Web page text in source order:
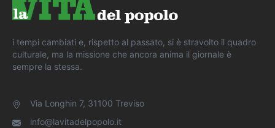
i tempi cambiati e, rispetto al passato, si è stravolto il quadro
culturale, ma la missione che ancora anima il giornale è
sempre la stessa.
Via Longhin 7, 31100 Treviso
info@lavitadelpopolo.it